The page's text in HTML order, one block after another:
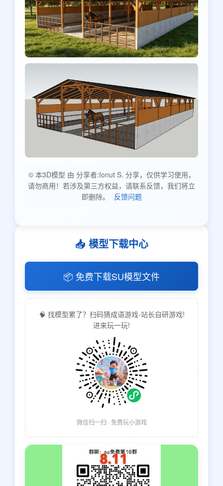
© 本3D模型 由 分享者:Ionut S. 分享，仅供学习使用，
请勿商用！若涉及第三方权益，请联系反馈，我们将立
即删除。
反馈问题
📥 模型下载中心
📦 免费下载SU模型文件
🧠 找模型累了？扫码猜成语游戏-站长自研游戏!
进来玩一玩!
微信扫一扫 · 免费玩小游戏